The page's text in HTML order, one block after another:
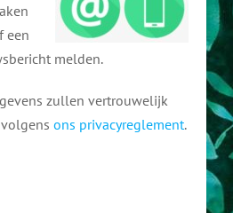
een
melden.
zullen vertrouwelijk
ons privacyreglement.